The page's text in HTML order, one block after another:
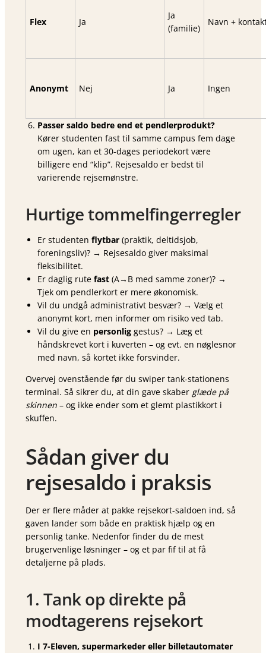
Flex Ja
Ja
(familie)
Navn +
Anonymt Nej Ja Ingen
Passer saldo bedre end et pendler­produkt?
Kører studenten fast til samme campus fem dage
om ugen, kan et 30-dages periodekort være
billigere end “klip”. Rejsesaldo er bedst til
varierende rejsemønstre.
Hurtige tommelfingerregler
Er studenten flytbar (praktik, deltidsjob,
foreningsliv)? → Rejsesaldo giver maksimal
fleksibilitet.
Er daglig rute fast (A→B med samme zoner)? →
Tjek om pendlerkort er mere økonomisk.
Vil du undgå administrativt besvær? → Vælg et
anonymt kort, men informer om risiko ved tab.
Vil du give en personlig gestus? → Læg et
håndskrevet kort i kuverten – og evt. en nøglesnor
med navn, så kortet ikke forsvinder.
Overvej ovenstående før du swiper tank-stationens
terminal. Så sikrer du, at din gave skaber glæde på
skinnen – og ikke ender som et glemt plastikkort i
skuffen.
Sådan giver du
rejsesaldo i praksis
Der er flere måder at pakke rejsekort-saldoen ind, så
gaven lander som både en praktisk hjælp og en
personlig tanke. Nedenfor finder du de mest
brugervenlige løsninger – og et par fif til at få
detaljerne på plads.
1. Tank op direkte på
modtagerens rejsekort
I 7-Eleven, supermarkeder eller billetautomater